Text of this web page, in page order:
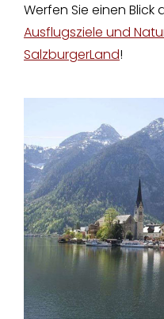
Werfen Sie einen
Ausflugsziele und
SalzburgerLand!